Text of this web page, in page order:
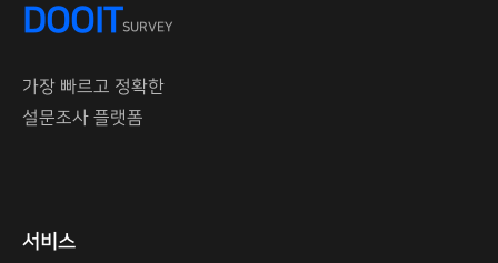
DOOITSURVEY
가장 빠르고 정확한
설문조사 플랫폼
서비스